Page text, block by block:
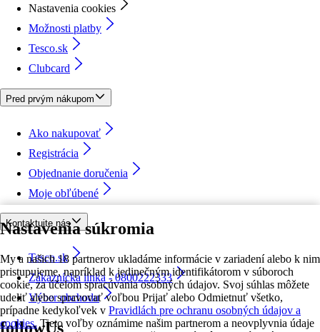
Nastavenia súkromia
My a našich 18 partnerov ukladáme informácie v zariadení alebo k nim
pristupujeme, napríklad k jedinečným identifikátorom v súboroch
cookie, za účelom spracúvania osobných údajov. Svoj súhlas môžete
udeliť alebo spravovať voľbou Prijať alebo Odmietnuť všetko,
prípadne kedykoľvek v Pravidlách pre ochranu osobných údajov a
cookies. Tieto voľby oznámime našim partnerom a neovplyvnia údaje
Nastavenia cookies
Možnosti platby
Tesco.sk
Clubcard
Pred prvým nákupom
Ako nakupovať
Registrácia
Objednanie doručenia
Moje obľúbené
Kontaktujte nás
Tesco.sk
Zákaznícka linka - 0800222333
Výber obchodu
followUs